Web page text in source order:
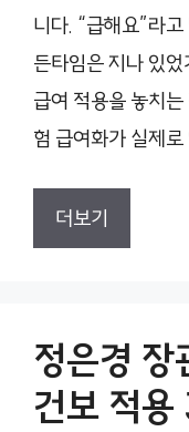
니다. “급해요”라
든타임은 지나 있
급여 적용을 놓치
험 급여화가 실제
더보기
정은경
건보 적